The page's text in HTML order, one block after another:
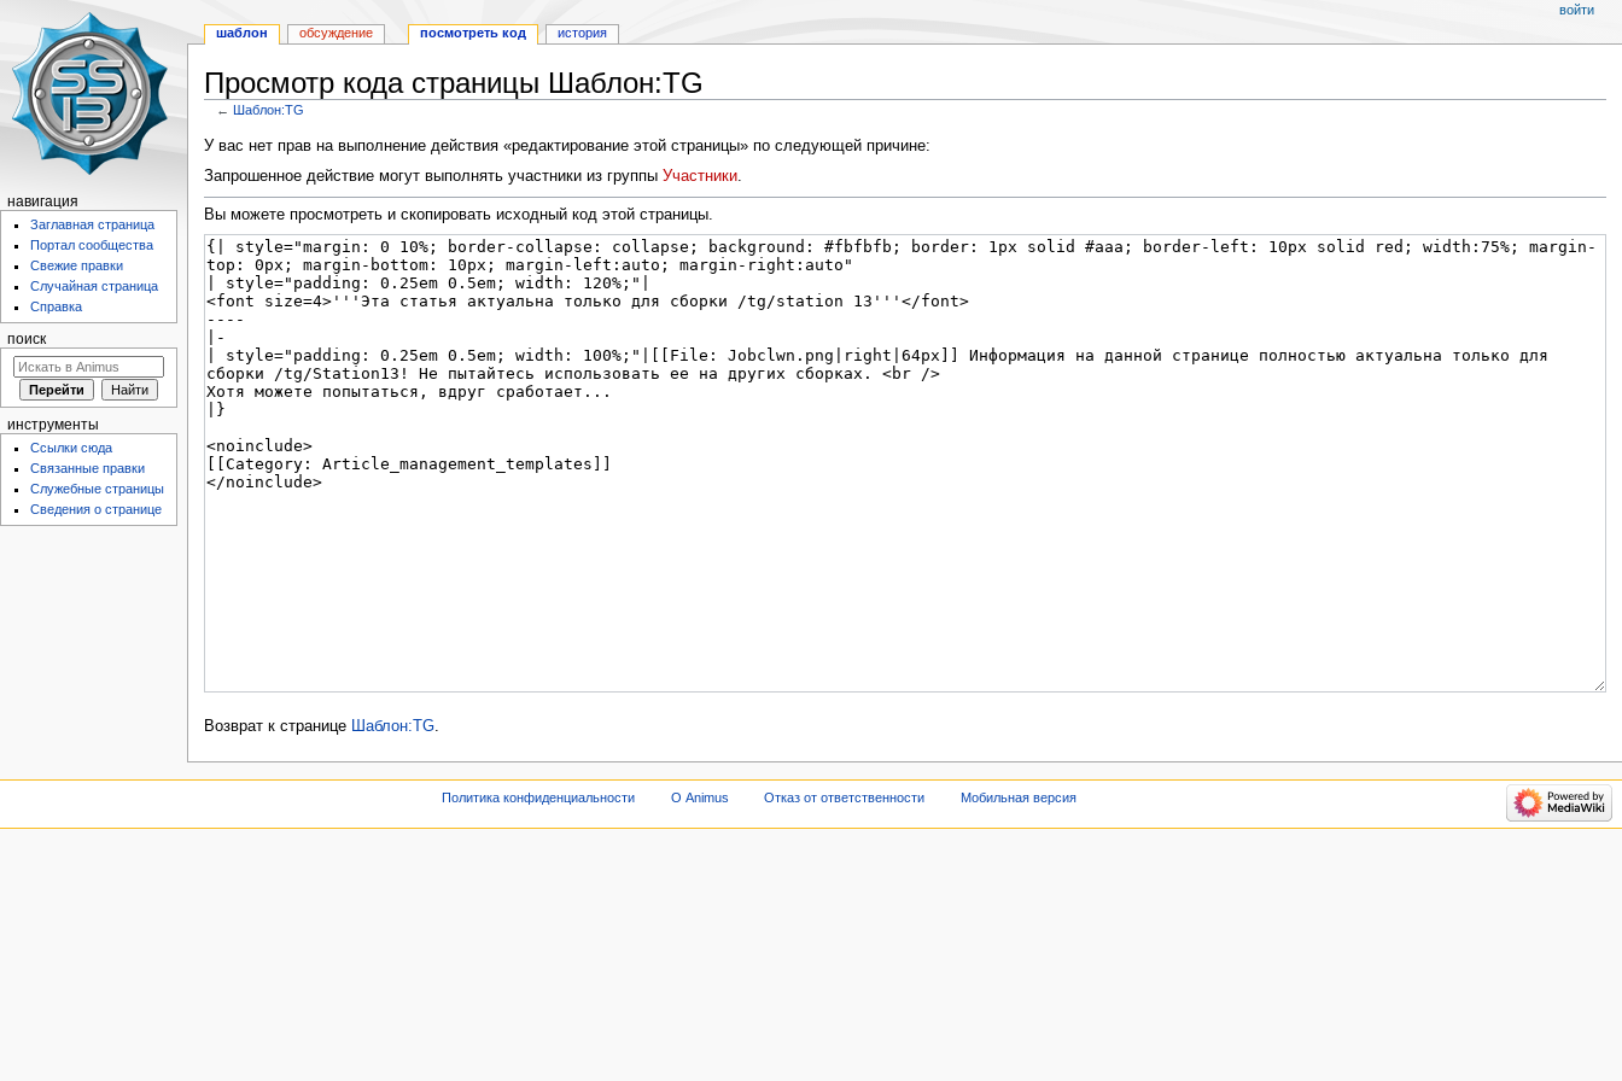
Просмотр кода страницы Шаблон:TG
← Шаблон:TG
Перейти
к
Перейти
к
У вас нет прав на выполнение действия «редактирование этой страницы» по следующей причине:
Запрошенное действие могут выполнять участники из группы Участники.
Вы можете просмотреть и скопировать исходный код этой страницы.
Возврат к странице Шаблон:TG.
шаблон обсуждение посмотреть код история
войти
навигация
Заглавная страница
Портал сообщества
Свежие правки
Случайная страница
Справка
поиск
инструменты
Ссылки сюда
Связанные правки
Служебные страницы
Сведения о странице
Политика конфиденциальности О Animus Отказ от ответственности Мобильная версия